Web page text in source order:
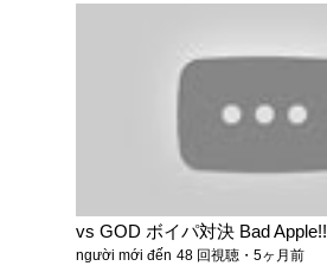
vs GOD ボイパ対決 Bad Apple!!
người mới đến 48 回視聴・5ヶ月前